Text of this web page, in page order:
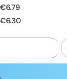
€6.79
€6.30
| multi-option